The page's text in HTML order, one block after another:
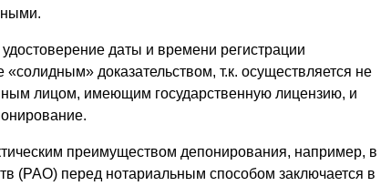
даты и времени регистрации
доказательством, т.к. осуществляется не
лицом, имеющим государственную лицензию, и
преимуществом депонирования, например, в
(РАО) перед нотариальным способом заключается в